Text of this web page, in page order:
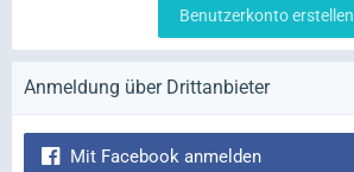
Benutzerkonto erstellen
Anmeldung über Drittanbieter
Mit Facebook anmelden